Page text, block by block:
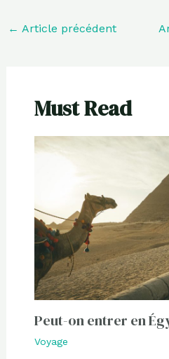
← Article précédent
Must Read
Peut-on entrer en
Voyage